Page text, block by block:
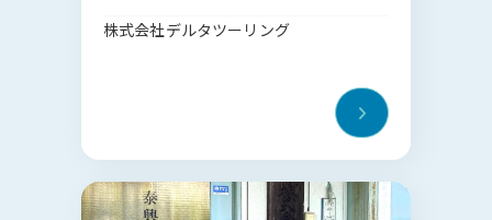
株式会社デルタツーリング